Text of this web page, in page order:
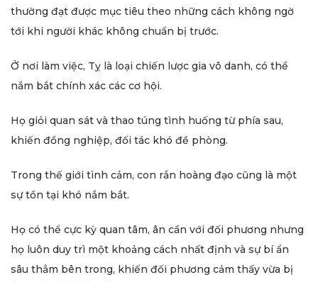
thường đạt được mục tiêu theo những cách không ngờ
tới khi người khác không chuẩn bị trước.
Ở nơi làm việc, Tỵ là loại chiến lược gia vô danh, có thể
nắm bắt chính xác các cơ hội.
Họ giỏi quan sát và thao túng tình huống từ phía sau,
khiến đồng nghiệp, đối tác khó đề phòng.
Trong thế giới tình cảm, con rắn hoàng đạo cũng là một
sự tồn tại khó nắm bắt.
Họ có thể cực kỳ quan tâm, ân cần với đối phương nhưng
họ luôn duy trì một khoảng cách nhất định và sự bí ẩn
sâu thẳm bên trong, khiến đối phương cảm thấy vừa bị